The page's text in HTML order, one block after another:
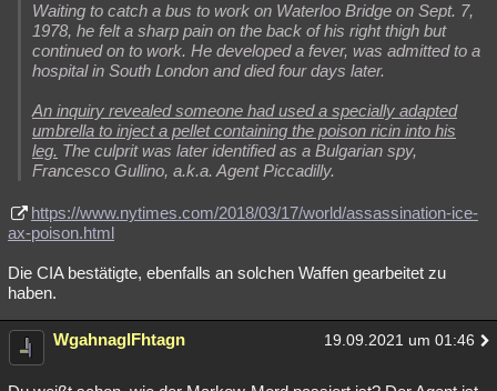
Waiting to catch a bus to work on Waterloo Bridge on Sept. 7,
1978, he felt a sharp pain on the back of his right thigh but
continued on to work. He developed a fever, was admitted to a
hospital in South London and died four days later.
An inquiry revealed someone had used a specially adapted
umbrella to inject a pellet containing the poison ricin into his
leg. The culprit was later identified as a Bulgarian spy,
Francesco Gullino, a.k.a. Agent Piccadilly.
https://www.nytimes.com/2018/03/17/world/assassination-ice-
ax-poison.html
Die CIA bestätigte, ebenfalls an solchen Waffen gearbeitet zu
haben.
WgahnaglFhtagn 19.09.2021 um 01:46